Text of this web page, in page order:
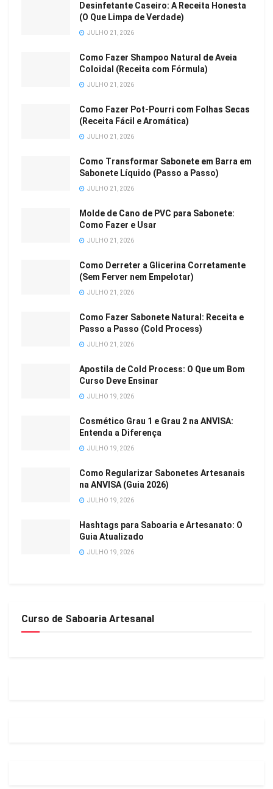
Desinfetante Caseiro: A Receita Honesta
(O Que Limpa de Verdade)
JULHO 21, 2026
Como Fazer Shampoo Natural de Aveia
Coloidal (Receita com Fórmula)
JULHO 21, 2026
Como Fazer Pot-Pourri com Folhas Secas
(Receita Fácil e Aromática)
JULHO 21, 2026
Como Transformar Sabonete em Barra em
Sabonete Líquido (Passo a Passo)
JULHO 21, 2026
Molde de Cano de PVC para Sabonete:
Como Fazer e Usar
JULHO 21, 2026
Como Derreter a Glicerina Corretamente
(Sem Ferver nem Empelotar)
JULHO 21, 2026
Como Fazer Sabonete Natural: Receita e
Passo a Passo (Cold Process)
JULHO 21, 2026
Apostila de Cold Process: O Que um Bom
Curso Deve Ensinar
JULHO 19, 2026
Cosmético Grau 1 e Grau 2 na ANVISA:
Entenda a Diferença
JULHO 19, 2026
Como Regularizar Sabonetes Artesanais
na ANVISA (Guia 2026)
JULHO 19, 2026
Hashtags para Saboaria e Artesanato: O
Guia Atualizado
JULHO 19, 2026
Curso de Saboaria Artesanal